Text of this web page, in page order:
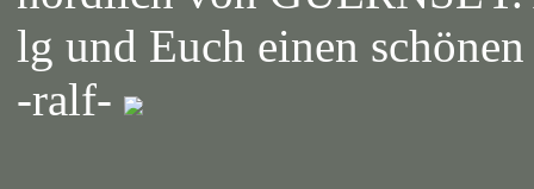
lg und Euch einen schönen
-ralf-